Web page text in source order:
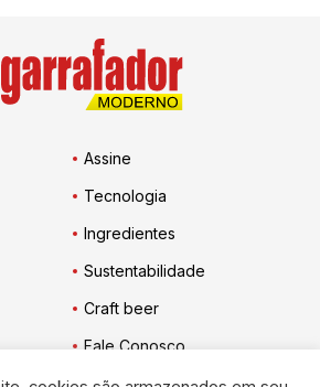
Assine
Tecnologia
Ingredientes
Sustentabilidade
Craft beer
Fale Conosco